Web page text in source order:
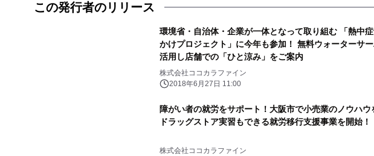
この発行者のリリース
環境省・自治体・企業が一体となって取り組む 「熱中
かけプロジェクト」に今年も参加！ 無料ウォーターサ
活用し店舗での「ひと涼み」をご案内
株式会社ココカラファイン
2018年6月27日 11:00
障がい者の就労をサポート！大阪市で小売業のノウハウ
ドラッグストア実習もできる就労移行支援事業を開始！
株式会社ココカラファイン